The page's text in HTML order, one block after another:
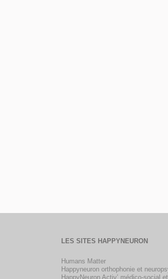
LES SITES HAPPYNEURON
Humans Matter
Happyneuron orthophonie et
HappyNeuron Activ’ médico-social